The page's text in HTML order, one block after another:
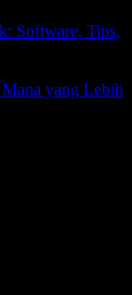
Software, Tips,
yang Lebih